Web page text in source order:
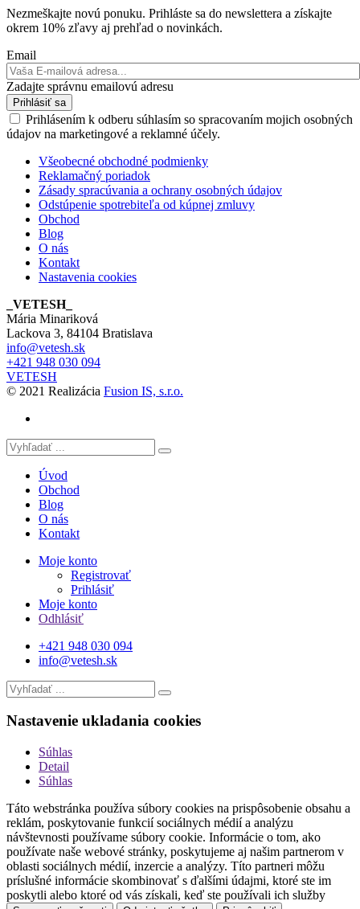
Nezmeškajte novú ponuku. Prihláste sa do newslettera a získajte
okrem 10% zľavy aj prehľad o novinkách.
Email
Zadajte správnu emailovú adresu
Prihlásiť sa
Prihlásením k odberu súhlasím so spracovaním mojich osobných
údajov na marketingové a reklamné účely.
Všeobecné obchodné podmienky
Reklamačný poriadok
Zásady spracúvania a ochrany osobných údajov
Odstúpenie spotrebiteľa od kúpnej zmluvy
Obchod
Blog
O nás
Kontakt
Nastavenia cookies
_VETESH_
Mária Minariková
Lackova 3, 84104 Bratislava
info@vetesh.sk
+421 948 030 094
VETESH
© 2021 Realizácia Fusion IS, s.r.o.
Úvod
Obchod
Blog
O nás
Kontakt
Moje konto
Registrovať
Prihlásiť
Moje konto
Odhlásiť
+421 948 030 094
info@vetesh.sk
Nastavenie ukladania cookies
Súhlas
Detail
Súhlas
Táto webstránka používa súbory cookies na prispôsobenie obsahu a
reklám, poskytovanie funkcií sociálnych médií a analýzu
návštevnosti používame súbory cookie. Informácie o tom, ako
používate naše webové stránky, poskytujeme aj našim partnerom v
oblasti sociálnych médií, inzercie a analýzy. Títo partneri môžu
príslušné informácie skombinovať s ďalšími údajmi, ktoré ste im
poskytli alebo ktoré od vás získali, keď ste používali ich služby